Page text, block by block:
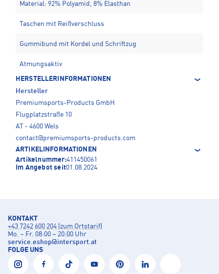
Material: 92% Polyamid, 8% Elasthan
Taschen mit Reißverschluss
Gummibund mit Kordel und Schriftzug
Atmungsaktiv
HERSTELLERINFORMATIONEN
Hersteller
Premiumsports-Products GmbH
Flugplatzstraße 10
AT - 4600 Wels
contact@premiumsports-products.com
ARTIKELINFORMATIONEN
Artikelnummer:411450061
Im Angebot seit01.08.2024
KONTAKT
+43 7242 600 204 (zum Ortstarif)
Mo. – Fr. 08:00 – 20:00 Uhr
service.eshop@intersport.at
FOLGE UNS